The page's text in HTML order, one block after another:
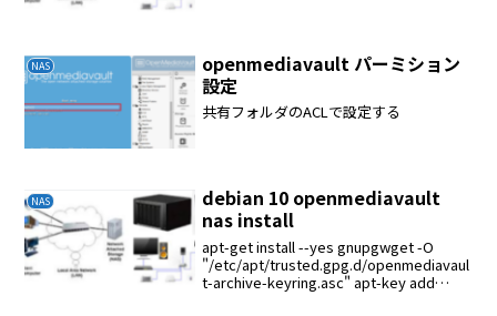
NAS
openmediavault パーミション
設定
共有フォルダのACLで設定する
NAS
debian 10 openmediavault
nas install
apt-get install --yes gnupgwget -O
"/etc/apt/trusted.gpg.d/openmediavaul
t-archive-keyring.asc" apt-key add